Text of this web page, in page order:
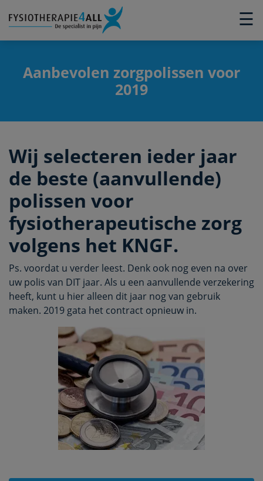
☰
×
Aanbevolen zorgpolissen voor
2019
Wij selecteren ieder jaar
de beste (aanvullende)
polissen voor
fysiotherapeutische zorg
volgens het KNGF.
Ps. voordat u verder leest. Denk ook nog even na over
uw polis van DIT jaar. Als u een aanvullende verzekering
heeft, kunt u hier alleen dit jaar nog van gebruik
maken. 2019 gata het contract opnieuw in.